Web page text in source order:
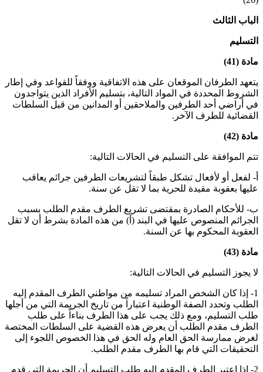
الباب الثالث
التسليم
مادة (41)
يتعهد الطرفان الموقعان على هذه الاتفاقية ووفقاً للقواعد وفي إطار
الشروط المحددة في المواد التالية، بتسليم الأفراد الذين يتواجدون
في أراضي أحد الطرفين والملاحقين أو المدانين من قبل السلطات
القضائية للطرف الآخر .
مادة (42)
تتم الموافقة على التسليم في الحالات التالية:
أ- لفعل أو لأفعال تشكل طبقاً لتشريعات الطرفين جرائم يعاقب
عليها بعقوبة مقيدة للحرية بما لا تقل عن سنة.
ب- للأحكام الصادرة بمقتضى تشريع الطرف مقدم الطلب بسبب
الجرائم المنصوص عليها في البند (أ) من هذه المادة بشرط أن لا تقل
العقوبة المحكوم بها عن السنة.
مادة (43)
لا يجوز التسليم في الحالات التالية:
1- إذا كان الشخص المراد تسليمه من مواطني الطرف المقدم إليه
الطلب وتحدد الصفة الوطنية اعتباراً من تاريخ الجريمة التي من أجلها
طلب التسليم، ومع ذلك يجب على هذا الطرف بناءاً على طلب
الطرف مقدم الطلب أن يعرض هذه القضية على السلطات المختصة
لغرض ممارسة الحق العام وله الحق في هذا الخصوص اللجوء إلى
التحقيقات التي قام بها الطرف مقدم الطلب.
2- إذا اعتبر الطرف المقدم إليه طلب التسليم أن الجريمة التي قدم